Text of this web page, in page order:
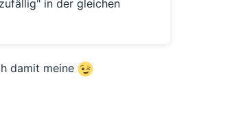
in der gleichen
damit meine